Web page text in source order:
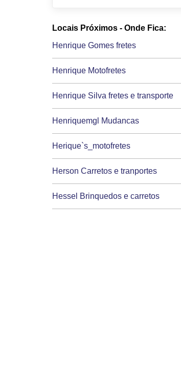
Locais Próximos - Onde Fica:
Henrique Gomes fretes
Henrique Motofretes
Henrique Silva fretes e transporte
Henriquemgl Mudancas
Herique`s_motofretes
Herson Carretos e tranportes
Hessel Brinquedos e carretos